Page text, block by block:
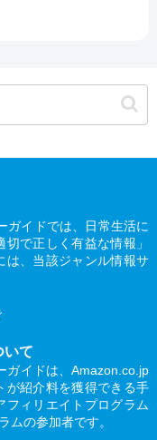
ガイドでは、日常生活に
で正しく有益な情報」
は、当該ジャンル情報サ
いて
ガイドは、Amazon.co.jp
が紹介料を獲得できる手
フィリエイトプログラム
ムの参加者です。